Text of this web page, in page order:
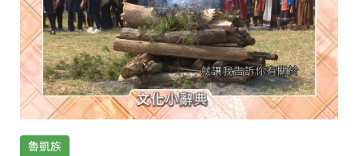
魯凱族